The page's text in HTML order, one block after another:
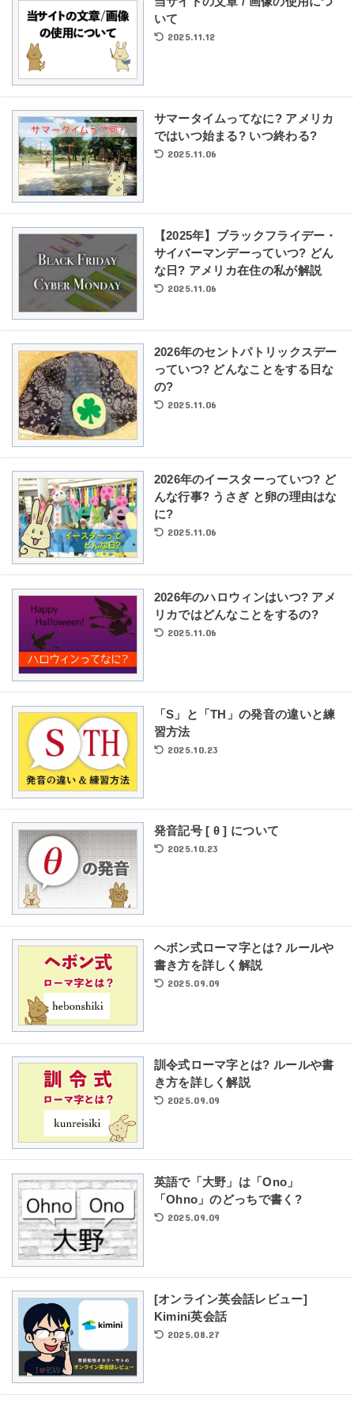
いて
2025.11.12
サマータイムってなに? アメリカ
ではいつ始まる? いつ終わる?
2025.11.06
【2025年】ブラックフライデー・
サイバーマンデーっていつ? どん
な日? アメリカ在住の私が解説
2025.11.06
2026年のセントパトリックスデー
っていつ? どんなことをする日な
の?
2025.11.06
2026年のイースターっていつ? ど
んな行事? うさぎ と卵の理由はな
に?
2025.11.06
2026年のハロウィンはいつ? アメ
リカではどんなことをするの?
2025.11.06
「S」と「TH」の発音の違いと練
習方法
2025.10.23
発音記号 [ θ ] について
2025.10.23
ヘボン式ローマ字とは? ルールや
書き方を詳しく解説
2025.09.09
訓令式ローマ字とは? ルールや書
き方を詳しく解説
2025.09.09
英語で「大野」は「Ono」
「Ohno」のどっちで書く?
2025.09.09
[オンライン英会話レビュー]
Kimini英会話
2025.08.27